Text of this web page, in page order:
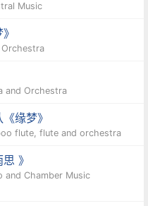
Music
Orchestra
and Orchestra
缘梦》
flute, flute and orchestra
》
and Chamber Music